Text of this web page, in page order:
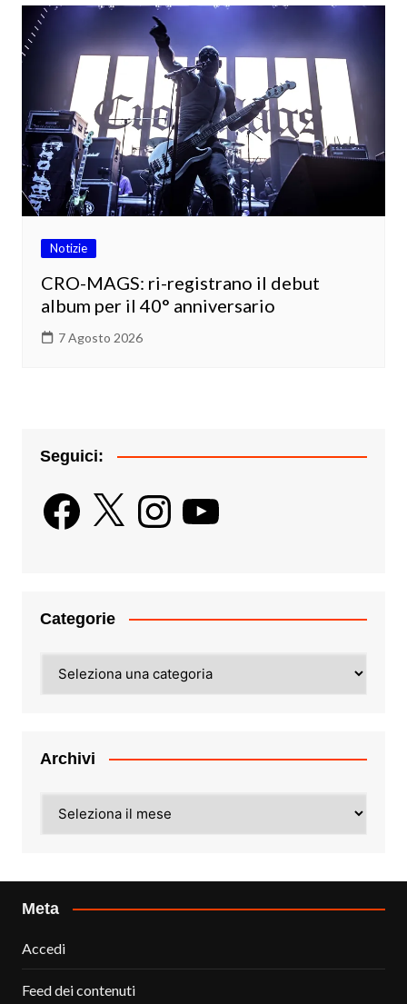
Notizie
CRO-MAGS: ri-registrano il debut
album per il 40° anniversario
7 Agosto 2026
Seguici:
Facebook
X InstagramYouTube
Categorie
Archivi
Meta
Accedi
Feed dei contenuti